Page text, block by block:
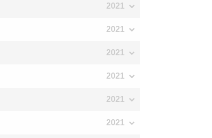
2021
2021
2021
2021
2021
2021